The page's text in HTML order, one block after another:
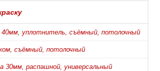
40мм, уплотнитель, съёмный, потолочный
съёмный, потолочный
30мм, распашной, универсальный